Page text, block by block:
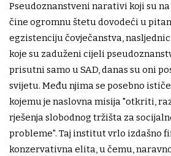
Pseudoznanstveni narativi koji su
čine ogromnu štetu dovodeći u
egzistenciju čovječanstva,
koje su zaduženi cijeli
prisutni samo u SAD, danas su oni
svijetu. Među njima se posebno
kojemu je naslovna misija "otkriti,
rješenja slobodnog tržišta za
probleme". Taj institut vrlo izdašno
konzervativna elita, u čemu,